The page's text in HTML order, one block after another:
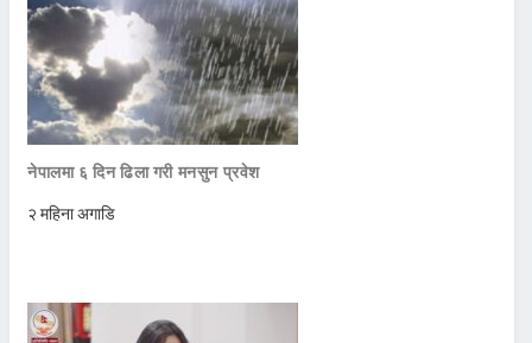
नेपालमा ६ दिन ढिला गरी मनसुन प्रवेश
२ महिना अगाडि